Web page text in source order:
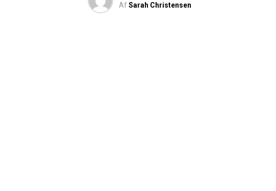
AfSarah Christensen